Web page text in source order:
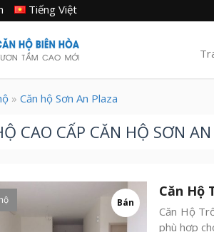
Tiếng Việt
» Căn hộ Sơn An Plaza
CAO CẤP CĂN HỘ SƠN AN
Bán
Căn Hộ
Căn Hộ
phù hợp